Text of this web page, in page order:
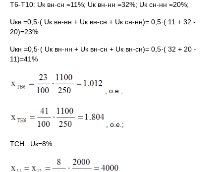
Т6-Т10: Uк вн-сн =11%; Uк вн-нн =32%; Uк сн-нн =20%;
Uкв =0,5·( Uк вн-нн + Uк вн-сн + Uк сн-нн)= 0,5·( 11 + 32 -
20)=23%
Uкн =0,5·( Uк вн-нн + Uк вн-сн + Uк вн-сн)= 0,5·( 32 + 20 -
11)=41%
, о.е.;
, о.е.;
ТСН: Uк=8%